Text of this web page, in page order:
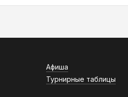
Афиша
Турнирные таблицы